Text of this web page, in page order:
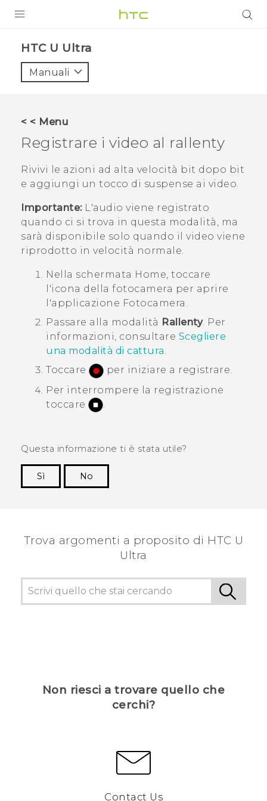
VIVE
ASSISTENZA
Accessori e dispositivi HTC
Accesso
HTC U Ultra‎
Manuali
< < Menu
Registrare i video al rallenty
Rivivi le azioni ad alta velocità bit dopo bit
e aggiungi un tocco di suspense ai video.
Importante:L'audio viene registrato
quando ci si trova in questa modalità, ma
sarà disponibile solo quando il video viene
riprodotto in velocità normale.
Nella schermata Home, toccare
l'icona della fotocamera per aprire
l'applicazione Fotocamera .
Passare alla modalità Rallenty. Per
informazioni, consultare Scegliere
una modalità di cattura.
Toccare
per iniziare a registrare.
Per interrompere la registrazione
toccare
Questa informazione ti è stata utile?
Sì
No
Trova argomenti a proposito di HTC U
Ultra
Non riesci a trovare quello che
cerchi?
Contact Us